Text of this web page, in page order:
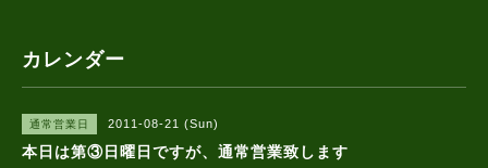
カレンダー
通常営業日 2011-08-21 (Sun)
本日は第③日曜日ですが、通常営業致します